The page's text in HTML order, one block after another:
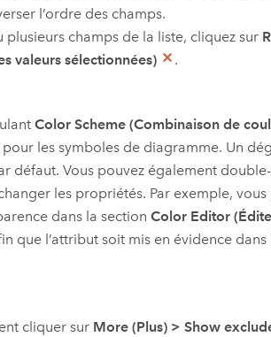
l’ordre des champs.
plusieurs champs de la liste, cliquez sur
valeurs sélectionnées)
.
Color Scheme (Combinaison de
les symboles de diagramme. Un
défaut. Vous pouvez également
les propriétés. Par exemple,
dans la sectionColor Editor
que l’attribut soit mis en évidence
cliquer sur More (Plus) > Show